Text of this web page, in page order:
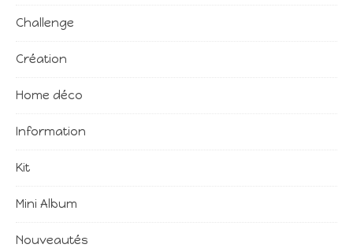
Challenge
Création
Home déco
Information
Kit
Mini Album
Nouveautés